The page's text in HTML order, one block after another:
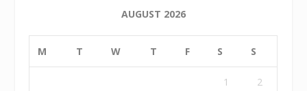
AUGUST 2026
M T W T F S S
1 2